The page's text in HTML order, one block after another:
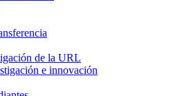
de la URL
e innovación